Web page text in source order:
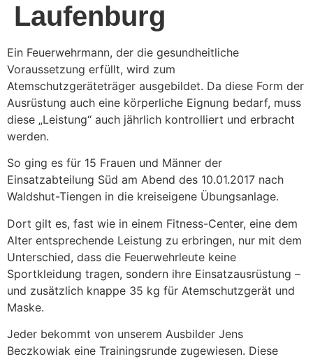
Laufenburg
Ein Feuerwehrmann, der die gesundheitliche
Voraussetzung erfüllt, wird zum
Atemschutzgeräteträger ausgebildet. Da diese Form der
Ausrüstung auch eine körperliche Eignung bedarf, muss
diese „Leistung“ auch jährlich kontrolliert und erbracht
werden.
So ging es für 15 Frauen und Männer der
Einsatzabteilung Süd am Abend des 10.01.2017 nach
Waldshut-Tiengen in die kreiseigene Übungsanlage.
Dort gilt es, fast wie in einem Fitness-Center, eine dem
Alter entsprechende Leistung zu erbringen, nur mit dem
Unterschied, dass die Feuerwehrleute keine
Sportkleidung tragen, sondern ihre Einsatzausrüstung –
und zusätzlich knappe 35 kg für Atemschutzgerät und
Maske.
Jeder bekommt von unserem Ausbilder Jens
Beczkowiak eine Trainingsrunde zugewiesen. Diese